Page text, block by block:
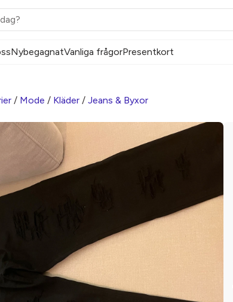
NybegagnatVanliga frågorPresentkort
/ Mode / Kläder / Jeans & Byxor